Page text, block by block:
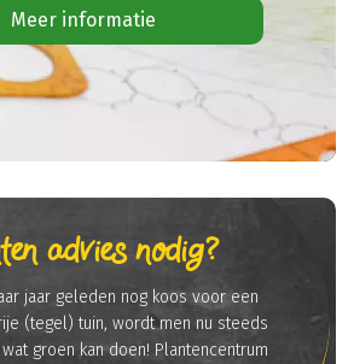
Meer informatie
advies nodig?
jaar geleden nog koos voor een
(tegel) tuin, wordt men nu steeds
groen kan doen! Plantencentrum